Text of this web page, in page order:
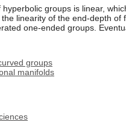
groups is linear,
linearity of the end-depth
one-ended groups.
groups
manifolds